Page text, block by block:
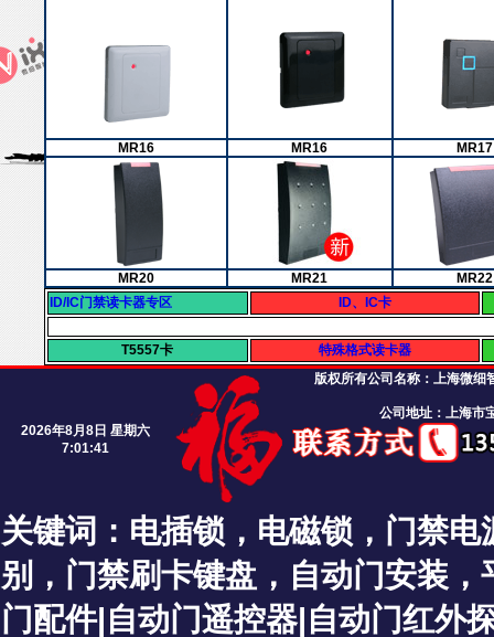
MR16 MR16 MR17
MR20 MR21
MR22
ID/IC门禁读卡器专区
ID、IC卡
T5557卡 特殊格式读卡器
2026年8月8日 星期六
7:01:42
版权所有公司名称： 上海微细
公司地址：上海市
关键词： 电插锁 ， 电磁锁 ， 门禁电
别 ， 门禁刷卡键盘 ， 自动门安装 ，
门配件|自动门遥控器|自动门红外